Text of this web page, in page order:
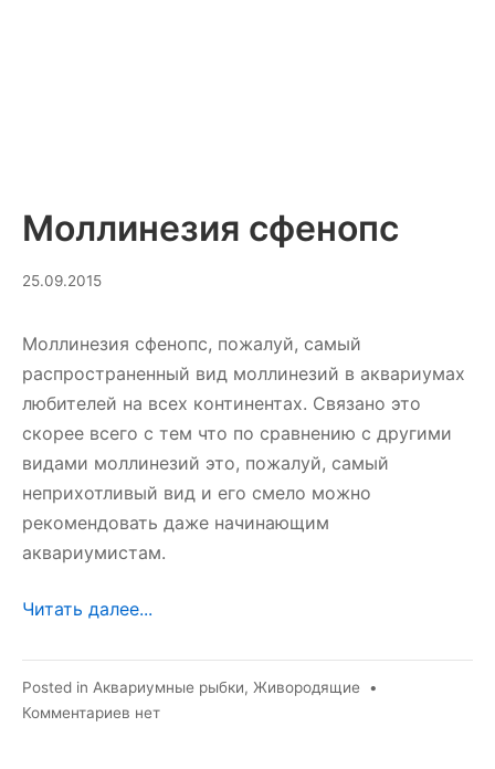
Моллинезия сфенопс
25.09.201510.03.2025
Моллинезия сфенопс, пожалуй, самый
распространенный вид моллинезий в аквариумах
любителей на всех континентах. Связано это
скорее всего с тем что по сравнению с другими
видами моллинезий это, пожалуй, самый
неприхотливый вид и его смело можно
рекомендовать даже начинающим
аквариумистам.
Читать далее...
Posted in Аквариумные рыбки, Живородящие •
Комментариев кнет